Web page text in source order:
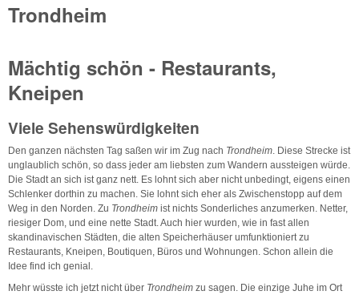
Trondheim
Mächtig schön - Restaurants,
Kneipen
Viele Sehenswürdigkeiten
Den ganzen nächsten Tag saßen wir im Zug nach Trondheim . Diese Strecke ist
unglaublich schön, so dass jeder am liebsten zum Wandern aussteigen würde.
Die Stadt an sich ist ganz nett. Es lohnt sich aber nicht unbedingt, eigens einen
Schlenker dorthin zu machen. Sie lohnt sich eher als Zwischenstopp auf dem
Weg in den Norden. Zu Trondheim ist nichts Sonderliches anzumerken. Netter,
riesiger Dom, und eine nette Stadt. Auch hier wurden, wie in fast allen
skandinavischen Städten, die alten Speicherhäuser umfunktioniert zu
Restaurants, Kneipen, Boutiquen, Büros und Wohnungen. Schon allein die
Idee find ich genial.
Mehr wüsste ich jetzt nicht über Trondheim zu sagen. Die einzige Juhe im Ort